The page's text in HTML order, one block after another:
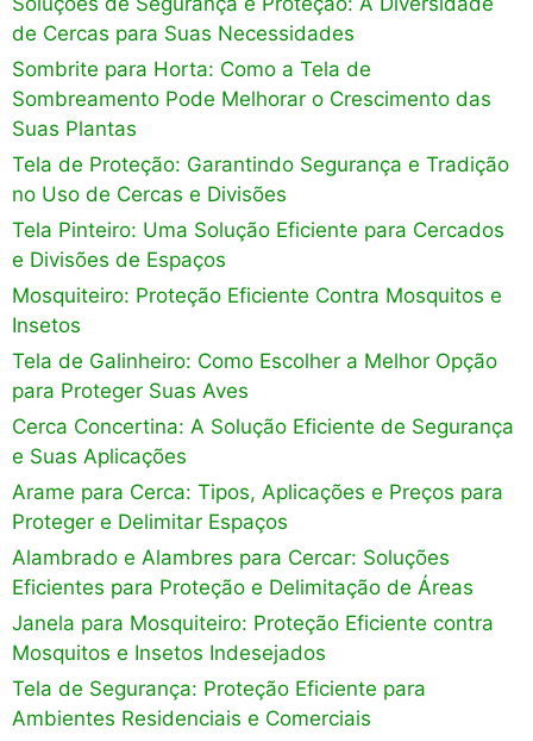
de Cercas para Suas Necessidades
Sombrite para Horta: Como a Tela de
Sombreamento Pode Melhorar o Crescimento das
Suas Plantas
Tela de Proteção: Garantindo Segurança e Tradição
no Uso de Cercas e Divisões
Tela Pinteiro: Uma Solução Eficiente para Cercados
e Divisões de Espaços
Mosquiteiro: Proteção Eficiente Contra Mosquitos e
Insetos
Tela de Galinheiro: Como Escolher a Melhor Opção
para Proteger Suas Aves
Cerca Concertina: A Solução Eficiente de Segurança
e Suas Aplicações
Arame para Cerca: Tipos, Aplicações e Preços para
Proteger e Delimitar Espaços
Alambrado e Alambres para Cercar: Soluções
Eficientes para Proteção e Delimitação de Áreas
Janela para Mosquiteiro: Proteção Eficiente contra
Mosquitos e Insetos Indesejados
Tela de Segurança: Proteção Eficiente para
Ambientes Residenciais e Comerciais